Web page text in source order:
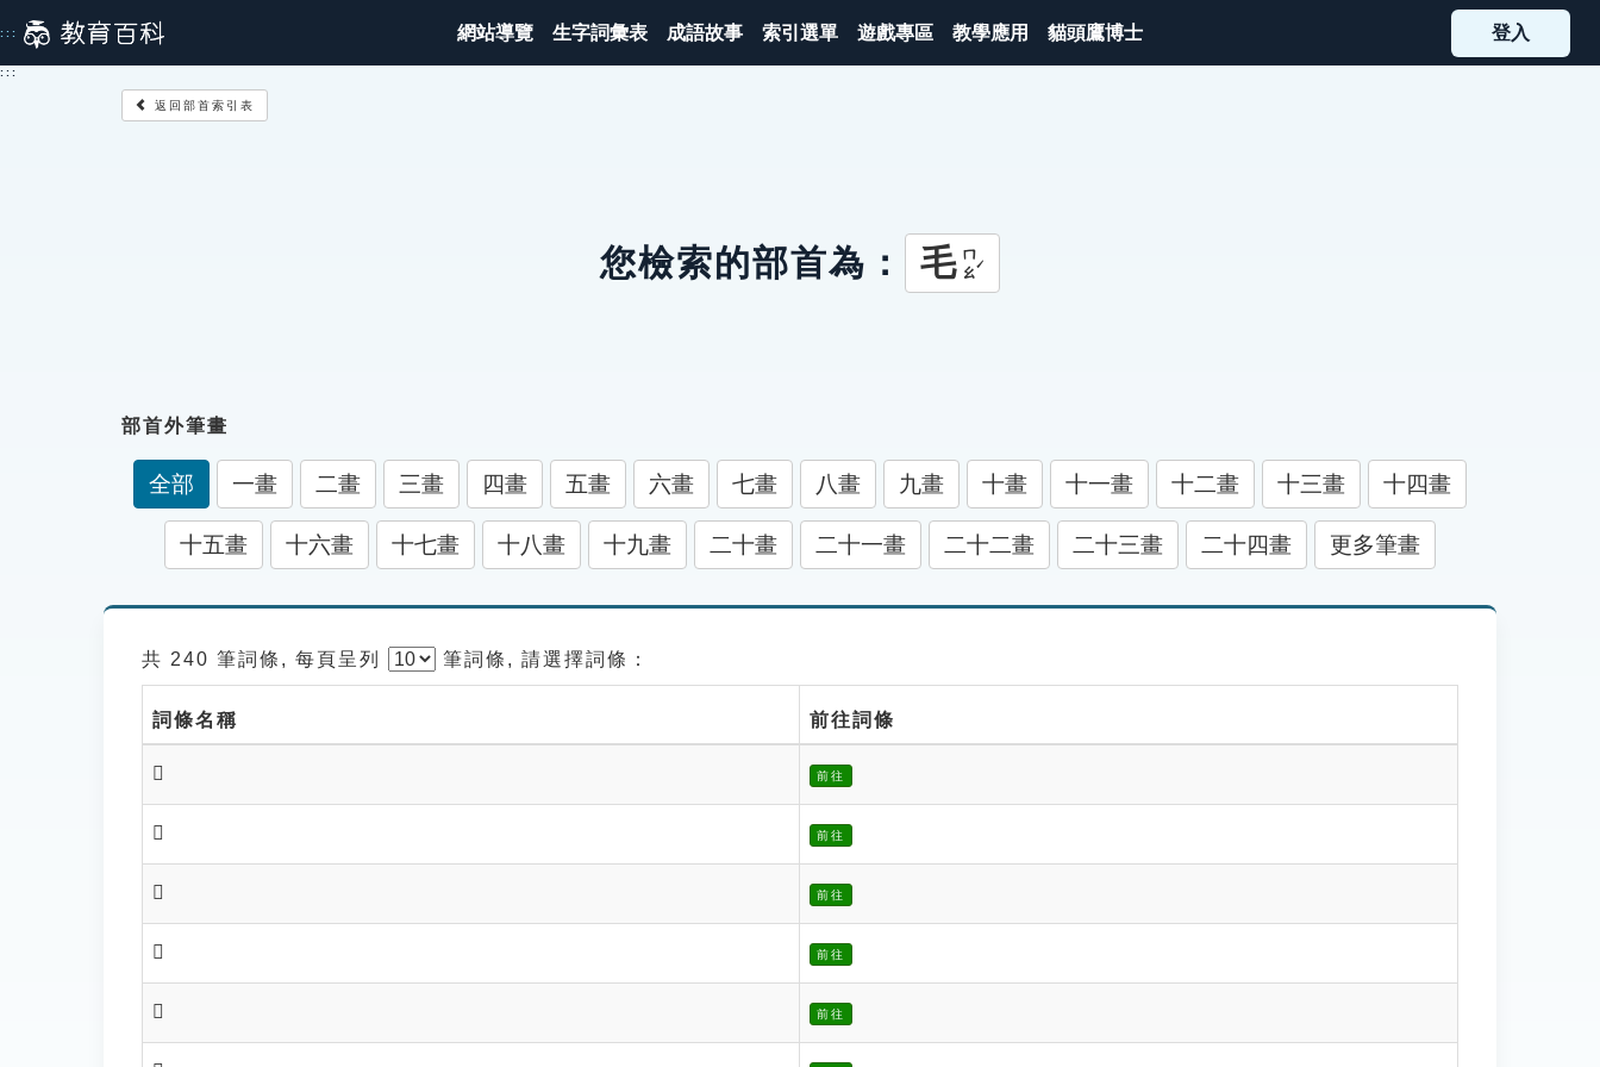
到
主
::: 網站導覽 生字詞彙表 成語故事 索引選單 遊戲專區 教學應用 貓頭鷹博士 登入
:::
返回部首索引表
您檢索的部首為： 毛ㄇㄠˊ
部首外筆畫
全部 一畫 二畫 三畫 四畫 五畫 六畫 七畫 八畫 九畫 十畫 十一畫 十二畫 十三畫 十四畫
十五畫 十六畫 十七畫 十八畫 十九畫 二十畫 二十一畫 二十二畫 二十三畫 二十四畫 更多筆畫
共 240 筆詞條, 每頁呈列 筆詞條, 請選擇詞條：
詞條名稱 前往詞條
𣯽 前往
𣰆 前往
𣰊 前往
𣰊 前往
𣰋 前往